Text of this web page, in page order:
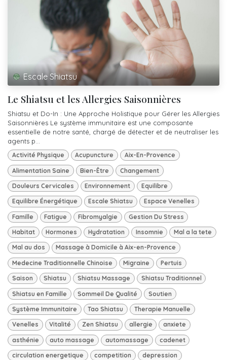
Escale Shiatsu
Le Shiatsu et les Allergies Saisonnières
Shiatsu et Do-In : Une Approche Holistique pour Gérer les Allergies
Saisonnières Le système immunitaire est une composante
essentielle de notre santé, chargé de détecter et de neutraliser les
agents p...
Activité Physique Acupuncture Aix-En-Provence
Alimentation Saine Bien-Être Changement
Douleurs Cervicales Environnement Equilibre
Equilibre Énergétique Escale Shiatsu Espace Venelles
Famille Fatigue Fibromyalgie Gestion Du Stress
Habitat Hormones Hydratation Insomnie Mal a la tete
Mal au dos Massage à Domicile à Aix-en-Provence
Medecine Traditionnelle Chinoise Migraine Pertuis
Saison Shiatsu Shiatsu Massage Shiatsu Traditionnel
Shiatsu en Famille Sommeil De Qualité Soutien
Système Immunitaire Tao Shiatsu Therapie Manuelle
Venelles Vitalité Zen Shiatsu allergie anxiete
asthénie auto massage automassage cadenet
circulation energetique competition depression